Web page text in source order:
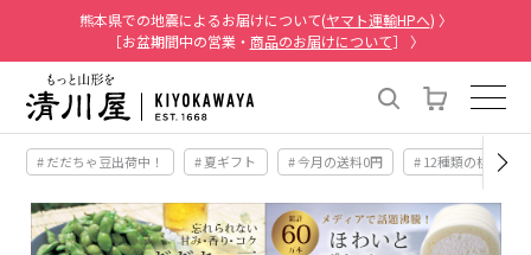
熊本県での地震によるお届けについて(ヤマト運輸HPへ) 〉
［お盆期間中の営業・ 商品のお届けについて］ 〉
# だだちゃ豆出荷中！ # 夏ギフト # 今月の送料0円 # 12種類の桃